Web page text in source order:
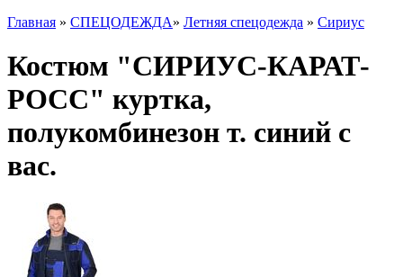
Главная » СПЕЦОДЕЖДА» Летняя спецодежда » Сириус
Костюм "СИРИУС-КАРАТ-
РОСС" куртка,
полукомбинезон т. синий с
вас.